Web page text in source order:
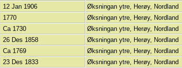
12 Jan 1906 Øksningan ytre, Herøy, Nordland
1770 Øksningan ytre, Herøy, Nordland
Ca 1730 Øksningan ytre, Herøy, Nordland
26 Des 1858 Øksningan ytre, Herøy, Nordland
Ca 1769 Øksningan ytre, Herøy, Nordland
23 Des 1833 Øksningan ytre, Herøy, Nordland